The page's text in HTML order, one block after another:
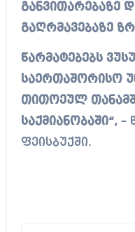
განვითარებაზე
გაღრმავებაზე
წარმატებებს
საერთაშორისო
თითოეულ
საქმიანობაში“,–
ფეისბუქში.